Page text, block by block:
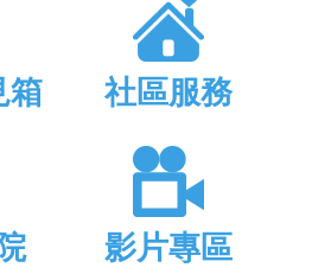
箱 社區服務
影片專區